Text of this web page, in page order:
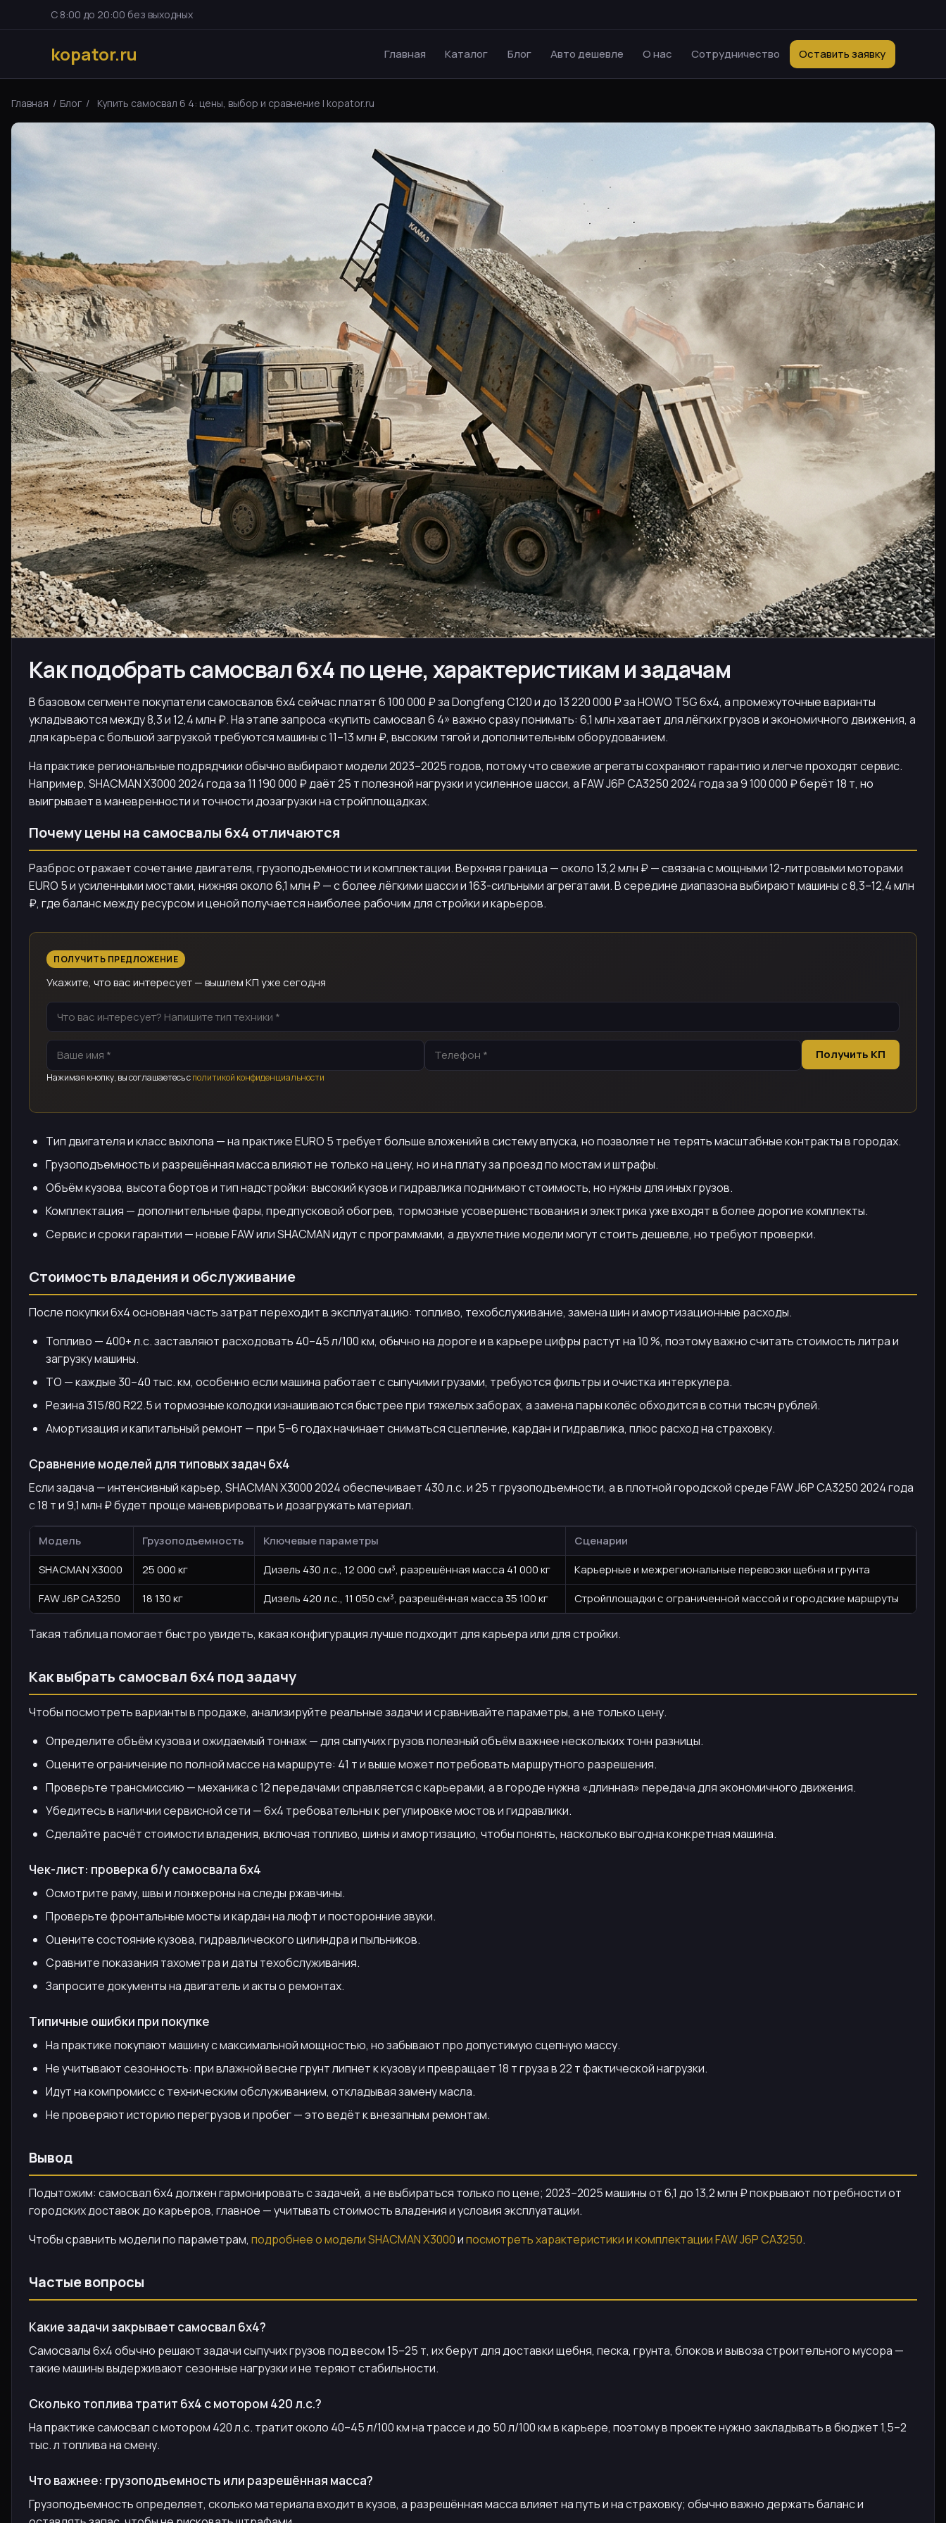
С 8:00 до 20:00 без выходных
kopator.ru Главная Каталог Блог Авто дешевле О нас Сотрудничество Оставить заявку
Главная / Блог / Купить самосвал 6 4: цены, выбор и сравнение | kopator.ru
Как подобрать самосвал 6х4 по цене, характеристикам и задачам
В базовом сегменте покупатели самосвалов 6х4 сейчас платят 6 100 000 ₽ за Dongfeng C120 и до 13 220 000 ₽ за HOWO T5G 6х4, а промежуточные варианты
укладываются между 8,3 и 12,4 млн ₽. На этапе запроса «купить самосвал 6 4» важно сразу понимать: 6,1 млн хватает для лёгких грузов и экономичного движения, а
для карьера с большой загрузкой требуются машины с 11–13 млн ₽, высоким тягой и дополнительным оборудованием.
На практике региональные подрядчики обычно выбирают модели 2023–2025 годов, потому что свежие агрегаты сохраняют гарантию и легче проходят сервис.
Например, SHACMAN X3000 2024 года за 11 190 000 ₽ даёт 25 т полезной нагрузки и усиленное шасси, а FAW J6P CA3250 2024 года за 9 100 000 ₽ берёт 18 т, но
выигрывает в маневренности и точности дозагрузки на стройплощадках.
Почему цены на самосвалы 6х4 отличаются
Разброс отражает сочетание двигателя, грузоподъемности и комплектации. Верхняя граница — около 13,2 млн ₽ — связана с мощными 12-литровыми моторами
EURO 5 и усиленными мостами, нижняя около 6,1 млн ₽ — с более лёгкими шасси и 163-сильными агрегатами. В середине диапазона выбирают машины с 8,3–12,4 млн
₽, где баланс между ресурсом и ценой получается наиболее рабочим для стройки и карьеров.
ПОЛУЧИТЬ ПРЕДЛОЖЕНИЕ
Укажите, что вас интересует — вышлем КП уже сегодня
Получить КП
Нажимая кнопку, вы соглашаетесь сполитикой конфиденциальности
Тип двигателя и класс выхлопа — на практике EURO 5 требует больше вложений в систему впуска, но позволяет не терять масштабные контракты в городах.
Грузоподъемность и разрешённая масса влияют не только на цену, но и на плату за проезд по мостам и штрафы.
Объём кузова, высота бортов и тип надстройки: высокий кузов и гидравлика поднимают стоимость, но нужны для иных грузов.
Комплектация — дополнительные фары, предпусковой обогрев, тормозные усовершенствования и электрика уже входят в более дорогие комплекты.
Сервис и сроки гарантии — новые FAW или SHACMAN идут с программами, а двухлетние модели могут стоить дешевле, но требуют проверки.
Стоимость владения и обслуживание
После покупки 6х4 основная часть затрат переходит в эксплуатацию: топливо, техобслуживание, замена шин и амортизационные расходы.
Топливо — 400+ л.с. заставляют расходовать 40–45 л/100 км, обычно на дороге и в карьере цифры растут на 10 %, поэтому важно считать стоимость литра и
загрузку машины.
ТО — каждые 30–40 тыс. км, особенно если машина работает с сыпучими грузами, требуются фильтры и очистка интеркулера.
Резина 315/80 R22.5 и тормозные колодки изнашиваются быстрее при тяжелых заборах, а замена пары колёс обходится в сотни тысяч рублей.
Амортизация и капитальный ремонт — при 5–6 годах начинает сниматься сцепление, кардан и гидравлика, плюс расход на страховку.
Сравнение моделей для типовых задач 6х4
Если задача — интенсивный карьер, SHACMAN X3000 2024 обеспечивает 430 л.с. и 25 т грузоподъемности, а в плотной городской среде FAW J6P CA3250 2024 года
с 18 т и 9,1 млн ₽ будет проще маневрировать и дозагружать материал.
Модель Грузоподъемность Ключевые параметры
Сценарии
SHACMAN X3000
25 000 кг Дизель 430 л.с., 12 000 см³, разрешённая масса 41 000 кг
Карьерные и межрегиональные перевозки щебня и грунта
FAW J6P CA3250
18 130 кг Дизель 420 л.с., 11 050 см³, разрешённая масса 35 100 кг Стройплощадки с ограниченной массой и городские маршруты
Такая таблица помогает быстро увидеть, какая конфигурация лучше подходит для карьера или для стройки.
Как выбрать самосвал 6х4 под задачу
Чтобы посмотреть варианты в продаже, анализируйте реальные задачи и сравнивайте параметры, а не только цену.
Определите объём кузова и ожидаемый тоннаж — для сыпучих грузов полезный объём важнее нескольких тонн разницы.
Оцените ограничение по полной массе на маршруте: 41 т и выше может потребовать маршрутного разрешения.
Проверьте трансмиссию — механика с 12 передачами справляется с карьерами, а в городе нужна «длинная» передача для экономичного движения.
Убедитесь в наличии сервисной сети — 6х4 требовательны к регулировке мостов и гидравлики.
Сделайте расчёт стоимости владения, включая топливо, шины и амортизацию, чтобы понять, насколько выгодна конкретная машина.
Чек-лист: проверка б/у самосвала 6х4
Осмотрите раму, швы и лонжероны на следы ржавчины.
Проверьте фронтальные мосты и кардан на люфт и посторонние звуки.
Оцените состояние кузова, гидравлического цилиндра и пыльников.
Сравните показания тахометра и даты техобслуживания.
Запросите документы на двигатель и акты о ремонтах.
Типичные ошибки при покупке
На практике покупают машину с максимальной мощностью, но забывают про допустимую сцепную массу.
Не учитывают сезонность: при влажной весне грунт липнет к кузову и превращает 18 т груза в 22 т фактической нагрузки.
Идут на компромисс с техническим обслуживанием, откладывая замену масла.
Не проверяют историю перегрузов и пробег — это ведёт к внезапным ремонтам.
Вывод
Подытожим: самосвал 6х4 должен гармонировать с задачей, а не выбираться только по цене; 2023–2025 машины от 6,1 до 13,2 млн ₽ покрывают потребности от
городских доставок до карьеров, главное — учитывать стоимость владения и условия эксплуатации.
Чтобы сравнить модели по параметрам, подробнее о модели SHACMAN X3000ипосмотреть характеристики и комплектации FAW J6P CA3250.
Частые вопросы
Какие задачи закрывает самосвал 6х4?
Самосвалы 6х4 обычно решают задачи сыпучих грузов под весом 15–25 т, их берут для доставки щебня, песка, грунта, блоков и вывоза строительного мусора —
такие машины выдерживают сезонные нагрузки и не теряют стабильности.
Сколько топлива тратит 6х4 с мотором 420 л.с.?
На практике самосвал с мотором 420 л.с. тратит около 40–45 л/100 км на трассе и до 50 л/100 км в карьере, поэтому в проекте нужно закладывать в бюджет 1,5–2
тыс. л топлива на смену.
Что важнее: грузоподъемность или разрешённая масса?
Грузоподъемность определяет, сколько материала входит в кузов, а разрешённая масса влияет на путь и на страховку; обычно важно держать баланс и